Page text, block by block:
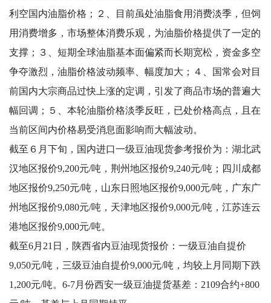
利空国内油脂价格；２、目前虽处油脂食用消费淡季，但饲
用消费增多，市场整体消费乐观，为油脂价格提供了一定的
支撑；３、短期全球油脂基本面偏紧而长期宽松，资金多空
争夺激烈，油脂价格波动频率、幅度加大；４、国常会对目
前国内大宗商品过快上涨的定调，引发了商品市场的普遍大
幅回调；５、本轮油脂价格淡季反旺，已处价格高点，且在
当前区间内价格易受消息面影响而大幅波动。
截至６月下旬，国内进口一级豆油现货参考报价为：湖北武
汉地区报价9,200元/吨，荆州地区报价9,240元/吨；四川成都
地区报价9,250元/吨，山东日照地区报价9,000元/吨，广东广
州地区报价9,080元/吨，天津地区报价9,000元/吨，江苏连云
港地区报价9,000元/吨。
截至6月21日，陕西省内豆油现货报价：一级豆油自提价
9,050元/吨，三级豆油自提价9,000元/吨，均较上月同期下跌
1,200元/吨。6-7月份西安一级豆油提货基差：2109合约+800